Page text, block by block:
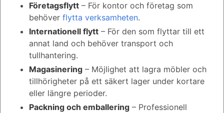
Företagsflytt – För kontor och företag som
behöver flytta verksamheten.
Internationell flytt – För den som flyttar till ett
annat land och behöver transport och
tullhantering.
Magasinering – Möjlighet att lagra möbler och
tillhörigheter på ett säkert lager under kortare
eller längre perioder.
Packning och emballering – Professionell